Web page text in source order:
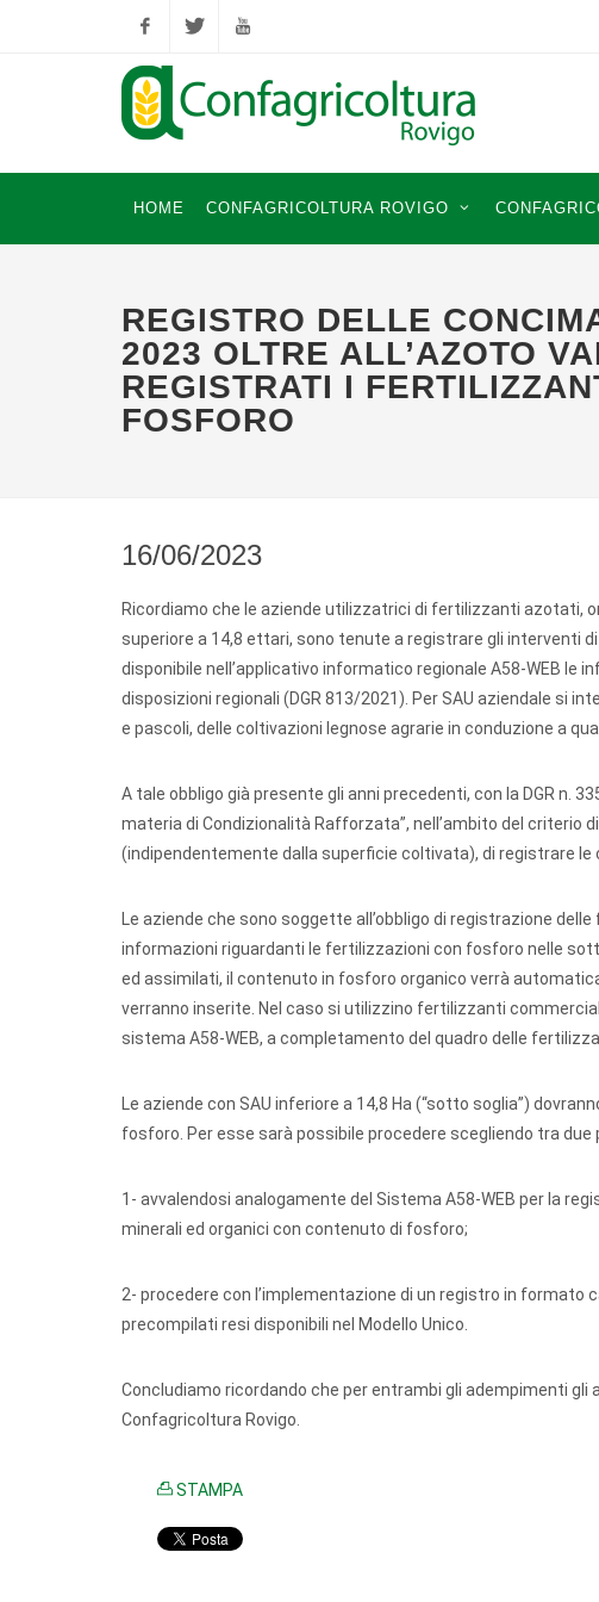
FacebookTwitter YouTube
HOME CONFAGRICOLTURA ROVIGO
REGISTRO DELLE
2023 OLTRE ALL’AZOTO
REGISTRATI I
FOSFORO
16/06/2023
Ricordiamo che le aziende utilizzatrici di fertilizzanti azotati,
superiore a 14,8 ettari, sono tenute a registrare gli interventi
disponibile nell’applicativo informatico regionale A58-WEB
disposizioni regionali (DGR 813/2021). Per SAU aziendale si
e pascoli, delle coltivazioni legnose agrarie in conduzione a
A tale obbligo già presente gli anni precedenti, con la DGR n.
materia di Condizionalità Rafforzata”, nell’ambito del criterio
(indipendentemente dalla superficie coltivata), di registrare
Le aziende che sono soggette all’obbligo di registrazione
informazioni riguardanti le fertilizzazioni con fosforo nelle
ed assimilati, il contenuto in fosforo organico verrà
verranno inserite. Nel caso si utilizzino fertilizzanti
sistema A58-WEB, a completamento del quadro delle
Le aziende con SAU inferiore a 14,8 Ha (“sotto soglia”)
fosforo. Per esse sarà possibile procedere scegliendo tra due
1- avvalendosi analogamente del Sistema A58-WEB per la
minerali ed organici con contenuto di fosforo;
2- procedere con l’implementazione di un registro in
precompilati resi disponibili nel Modello Unico.
Concludiamo ricordando che per entrambi gli adempimenti
Confagricoltura Rovigo.
STAMPA